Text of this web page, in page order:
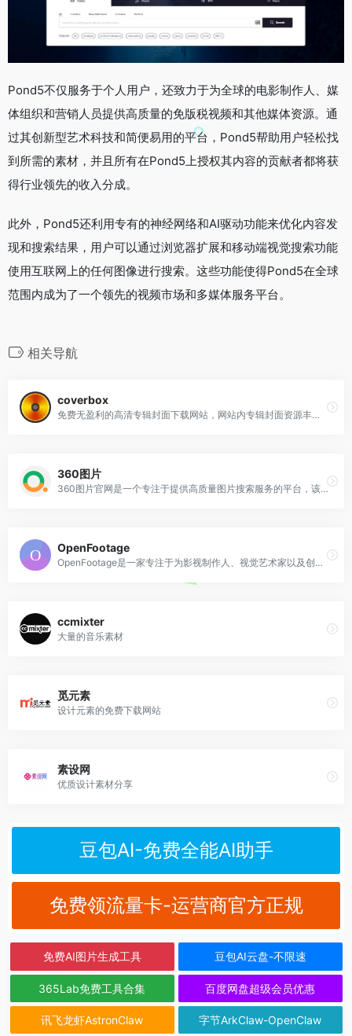
Pond5不仅服务于个人用户，还致力于为全球的电影制作人、媒
体组织和营销人员提供高质量的免版税视频和其他媒体资源。通
过其创新型艺术科技和简便易用的平台，Pond5帮助用户轻松找
到所需的素材，并且所有在Pond5上授权其内容的贡献者都将获
得行业领先的收入分成。
此外，Pond5还利用专有的神经网络和AI驱动功能来优化内容发
现和搜索结果，用户可以通过浏览器扩展和移动端视觉搜索功能
使用互联网上的任何图像进行搜索。这些功能使得Pond5在全球
范围内成为了一个领先的视频市场和多媒体服务平台。
相关导航
coverbox
免费无盈利的高清专辑封面下载网站，网站内专辑封面资源丰富，涵盖多种音乐风格、不同年代的作品，以国外曲库为主，搜索国内歌手时可以尝试先用中文，搜不到再用英文搜索。
360图片
360图片官网是一个专注于提供高质量图片搜索服务的平台，该网站收录了数十亿高清美图，涵盖壁纸、素材、头像、写真、摄影、风景等多种类型，满足用户在不同场景下的需求。
OpenFootage
OpenFootage是一家专注于为影视制作人、视觉艺术家以及创意内容创作者提供高分辨率、高清晰度视频素材的国外专业资源平台。
ccmixter
大量的音乐素材
觅元素
设计元素的免费下载网站
素设网
优质设计素材分享
豆包AI-免费全能AI助手
免费领流量卡-运营商官方正规
免费AI图片生成工具 豆包AI云盘-不限速
365Lab免费工具合集 百度网盘超级会员优惠
讯飞龙虾AstronClaw 字节ArkClaw-OpenClaw